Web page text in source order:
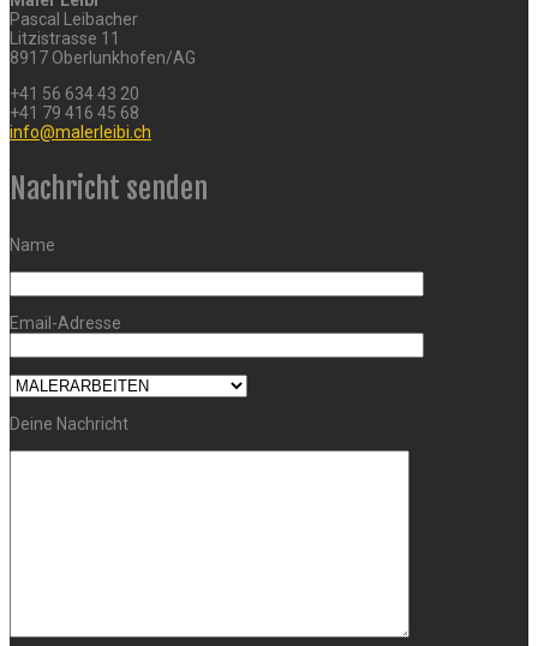
Pascal Leibacher
Litzistrasse 11
8917 Oberlunkhofen/AG
+41 56 634 43 20
+41 79 416 45 68
info@malerleibi.ch
Nachricht senden
Name
Email-Adresse
Deine Nachricht